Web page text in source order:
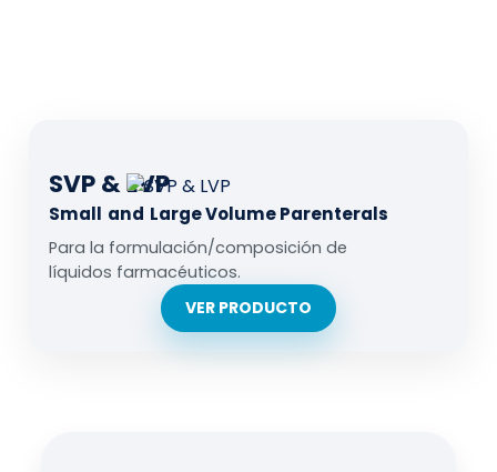
SVP & LVP
Small and Large Volume Parenterals
Para la formulación/composición de
líquidos farmacéuticos.
VER PRODUCTO